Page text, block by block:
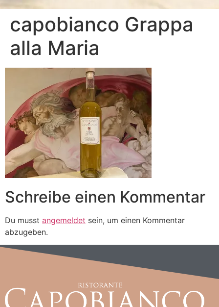
capobianco Grappa
alla Maria
Schreibe einen Kommentar
Du musst angemeldet sein, um einen Kommentar
abzugeben.